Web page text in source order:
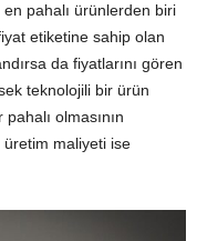
pahalı ürünlerden biri
etiketine sahip olan
da fiyatlarını gören
teknolojili bir ürün
olmasının
üretim maliyeti ise